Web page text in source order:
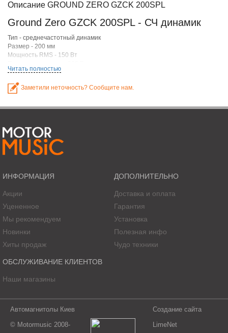
Описание GROUND ZERO GZCK 200SPL
Ground Zero GZCK 200SPL - СЧ динамик
Тип - среднечастотный динамик
Размер - 200 мм
Мощность RMS - 150 Вт
Чувствительность - 93 Дб
Импеданс - 3.3 Ом
Рабочий диапазон - 50-6000 Гц
Монтажный диаметр мидвуфера - 183 мм
Конус из армированного стекловолокна и прессованной бумаги
круглый провод звуковой катушки с медным покрытием из алюминия
Читать полностью
Заметили неточность? Сообщите нам.
ИНФОРМАЦИЯ
Акции
Уцененное
Мы рекомендуем
Новинки
Хиты продаж
ДОПОЛНИТЕЛЬНО
Доставка и оплата
Гарантия
Установка
Полезная инфо
Чудо техники
ОБСЛУЖИВАНИЕ КЛИЕНТОВ
Наши магазины
Автомагнитолы Киев
© Motormusic 2008-
Создание сайта
LimeNet